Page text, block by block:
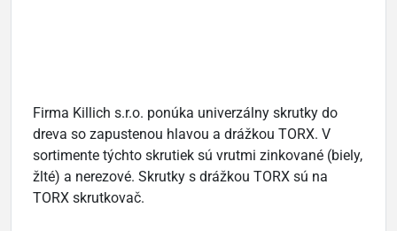
Firma Killich s.r.o. ponúka univerzálny skrutky do
dreva so zapustenou hlavou a drážkou TORX. V
sortimente týchto skrutiek sú vrutmi zinkované (biely,
žlté) a nerezové. Skrutky s drážkou TORX sú na
TORX skrutkovač.